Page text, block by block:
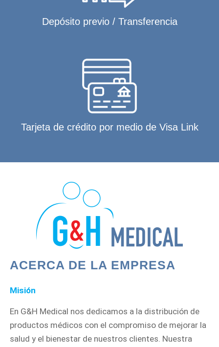
Depósito previo / Transferencia
Tarjeta de crédito por medio de Visa Link
ACERCA DE LA EMPRESA
Misión
En G&H Medical nos dedicamos a la distribución de
productos médicos con el compromiso de mejorar la
salud y el bienestar de nuestros clientes. Nuestra